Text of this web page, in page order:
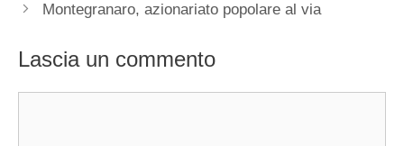
Montegranaro, azionariato popolare al via
Lascia un commento